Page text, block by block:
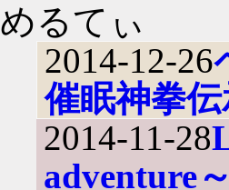
めるてぃ
2014-12-26
催眠神拳
2014-11-28
adventure